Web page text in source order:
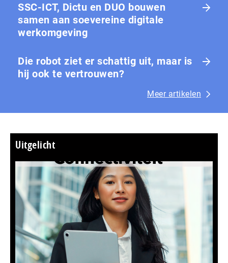
SSC-ICT, Dictu en DUO bouwen
samen aan soevereine digitale
werkomgeving
Die robot ziet er schattig uit, maar is
hij ook te vertrouwen?
Meer artikelen
Uitgelicht